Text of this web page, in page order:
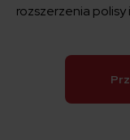
rozszerzenia